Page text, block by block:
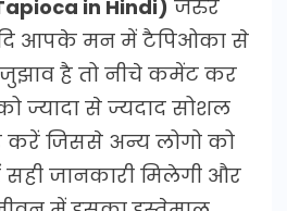
in Hindi) जरुर
आपके मन में टैपिओका से
है तो नीचे कमेंट कर
ज्यादा से ज्यदाद सोशल
करें जिससे अन्य लोगो को
जानकारी मिलेगी और